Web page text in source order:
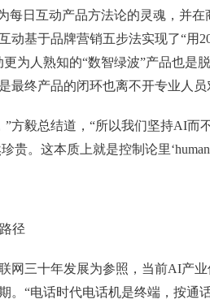
每日互动产品方法论的灵魂，并
动基于品牌营销五步法实现了“用
更为人熟知的“数智绿波”产品也
最终产品的闭环也离不开专业人员
方毅总结道，“所以我们坚持AI而
贵。这本质上就是控制论里
径
网三十年发展为参照，当前AI产业
。“电话时代电话机是终端，按通